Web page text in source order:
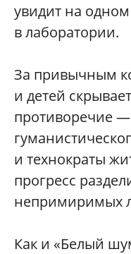
увидит на
в лаборатории.
За привычным
и детей
противоречие
и технократы
прогресс
непримиримых
Как и «Белый